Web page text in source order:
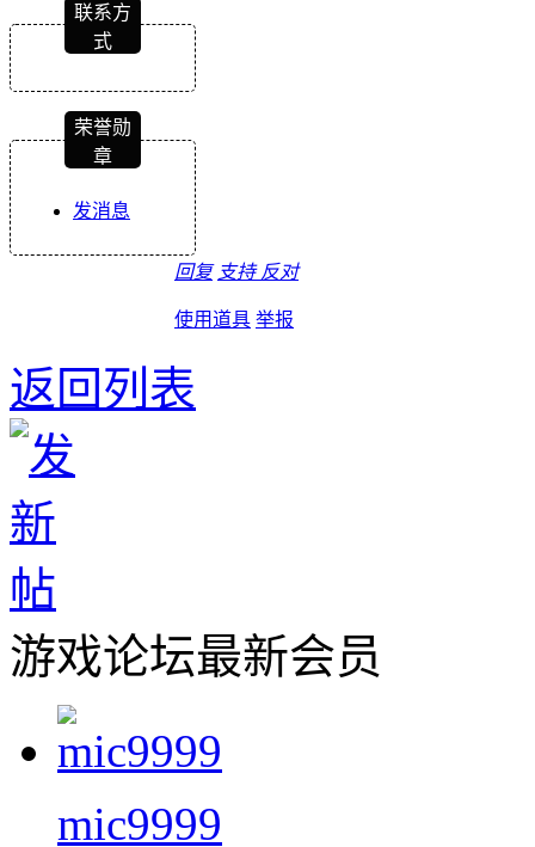
联系方
式
荣誉勋
章
发消息
回复 支持 反对
使用道具 举报
返回列表
游戏论坛最新会员
mic9999